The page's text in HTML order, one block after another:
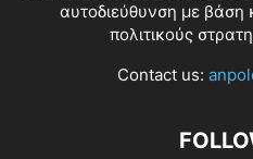
αυτοδιεύθυνση με
πολιτικούς
Contact us: